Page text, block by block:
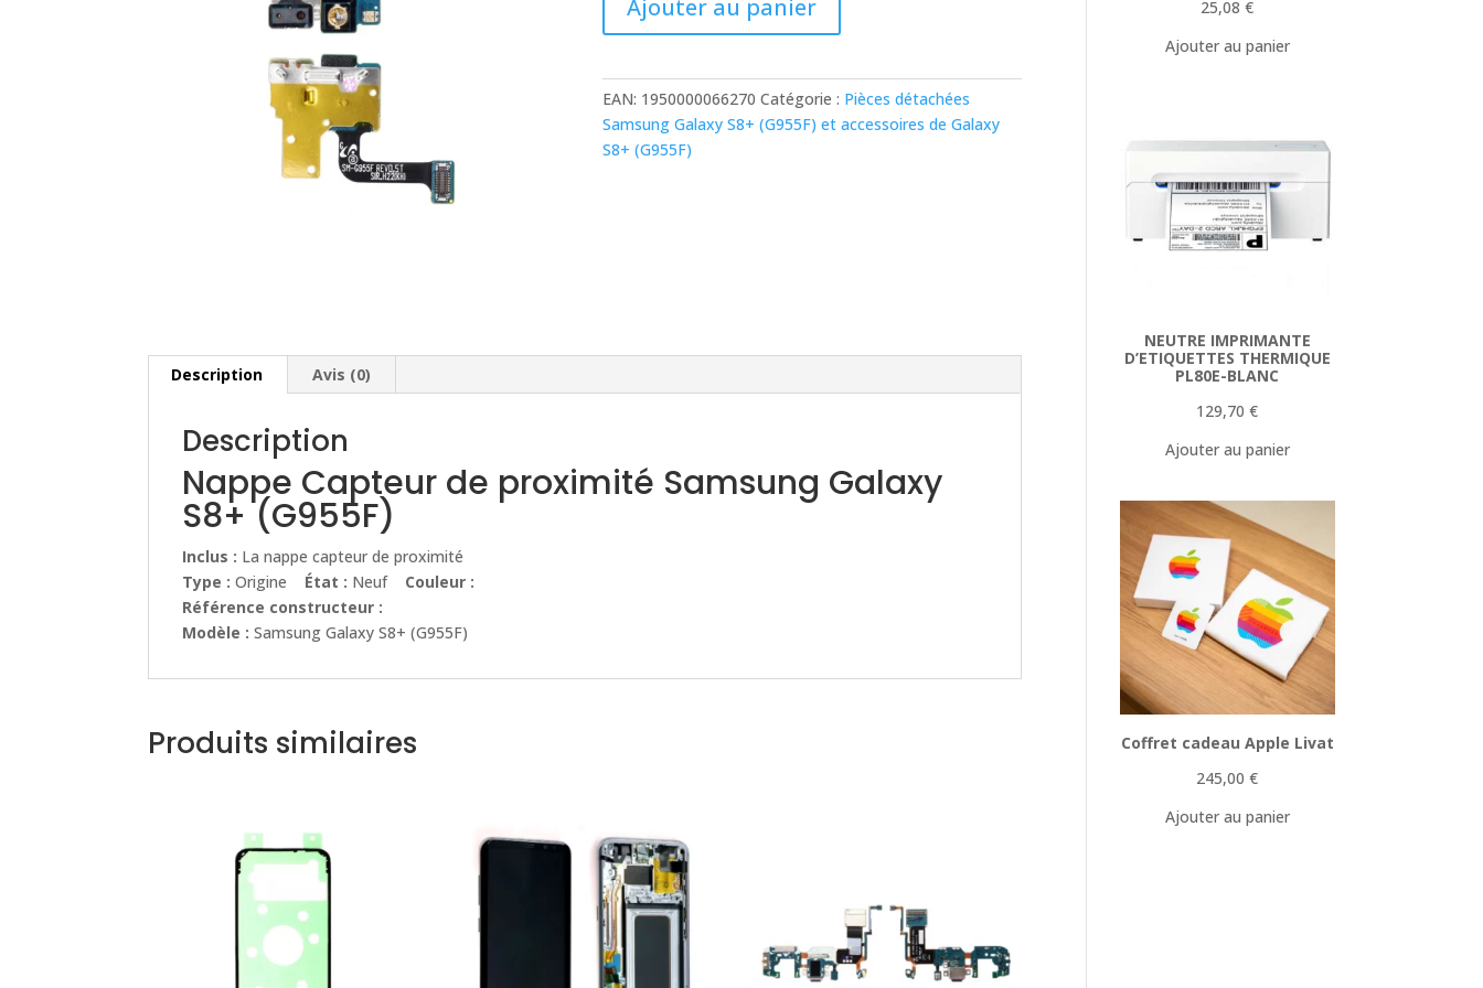
de
proximité
Samsung
Ajouter au panier
EAN: 1950000066270 Catégorie : Pièces détachées
Samsung Galaxy S8+ (G955F) et accessoires de Galaxy
S8+ (G955F)
Description Avis (0)
Description
Nappe Capteur de proximité Samsung Galaxy
S8+ (G955F)
Inclus : La nappe capteur de proximité
Type : Origine État : Neuf Couleur :
Référence constructeur :
Modèle :Samsung Galaxy S8+ (G955F)
Produits similaires
25,08€
Ajouter au panier
NEUTRE IMPRIMANTE
D’ETIQUETTES THERMIQUE
PL80E-BLANC
129,70€
Ajouter au panier
Coffret cadeau Apple Livat
245,00€
Ajouter au panier